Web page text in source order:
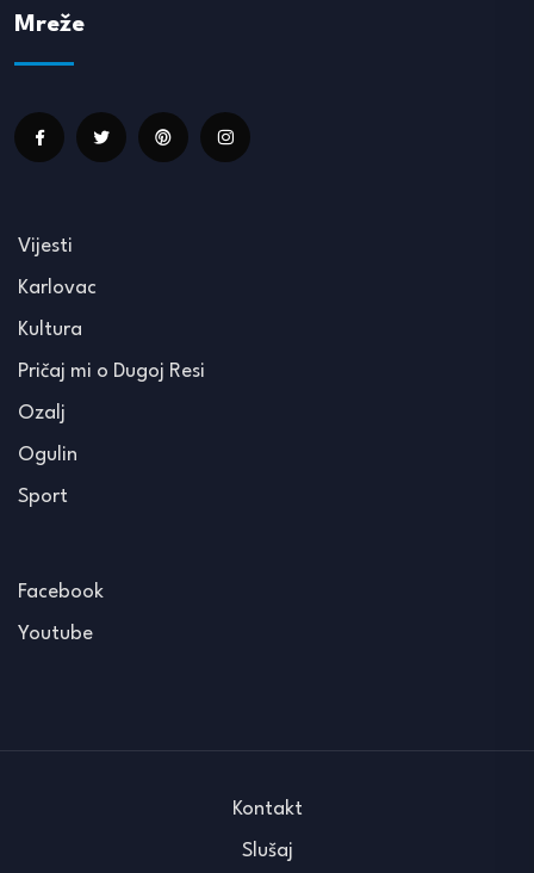
Mreže
Vijesti
Karlovac
Kultura
Pričaj mi o Dugoj Resi
Ozalj
Ogulin
Sport
Facebook
Youtube
Kontakt
Slušaj